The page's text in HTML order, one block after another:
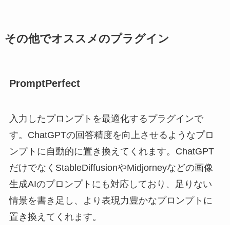
その他でオススメのプラグイン
PromptPerfect
入力したプロンプトを最適化するプラグインで
す。ChatGPTの回答精度を向上させるようなプロ
ンプトに自動的に置き換えてくれます。ChatGPT
だけでなくStableDiffusionやMidjorneyなどの画像
生成AIのプロンプトにも対応しており、足りない
情景を書き足し、より表現力豊かなプロンプトに
置き換えてくれます。